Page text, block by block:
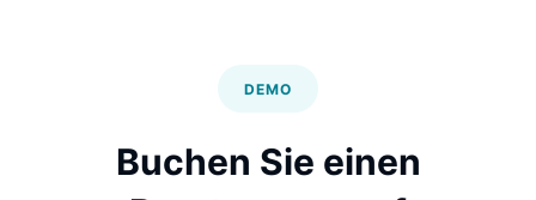
DEMO
Buchen Sie einen